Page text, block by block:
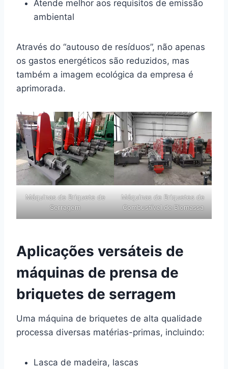
Atende melhor aos requisitos de emissão
ambiental
Através do “autouso de resíduos”, não apenas
os gastos energéticos são reduzidos, mas
também a imagem ecológica da empresa é
aprimorada.
Máquinas de Briquete de
Serragem
Máquinas de Briquetes de
Combustível de Biomassa
Aplicações versáteis de
máquinas de prensa de
briquetes de serragem
Uma máquina de briquetes de alta qualidade
processa diversas matérias-primas, incluindo:
Lasca de madeira, lascas